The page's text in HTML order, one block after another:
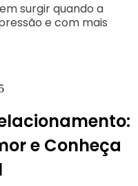
surgir quando a
e com mais
e Conheça